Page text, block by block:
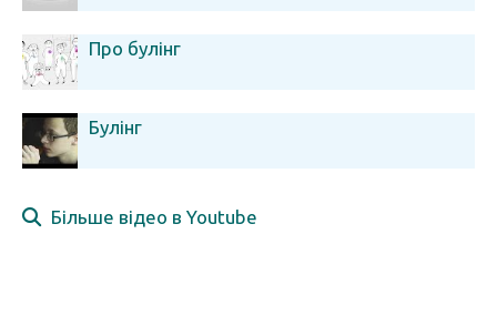
Про булінг
Булінг
Більше відео в Youtube